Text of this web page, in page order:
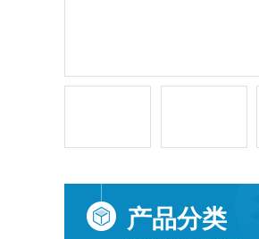
产品分类